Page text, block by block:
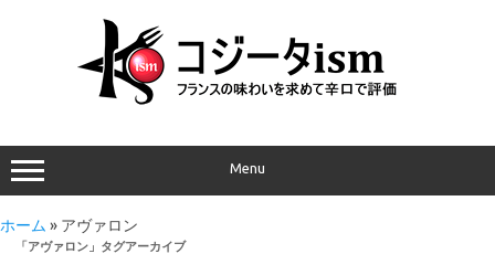
Menu
ホーム » アヴァロン
「アヴァロン 」タグアーカイブ